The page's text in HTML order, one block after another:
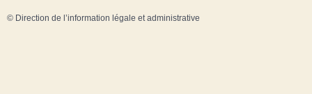
© Direction de l’information légale et administrative